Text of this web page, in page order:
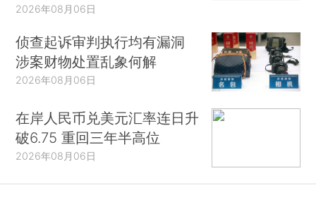
2026年08月06日
侦查起诉审判执行均有漏洞
涉案财物处置乱象何解
2026年08月06日
在岸人民币兑美元汇率连日升
破6.75 重回三年半高位
2026年08月06日